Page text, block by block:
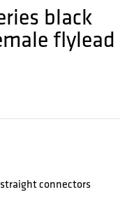
black
flylead
connectors